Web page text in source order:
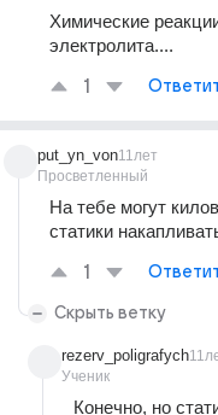
Химические
электролита....
1
put_yn_von
Просветленный
11лет
На тебе могут
статики
1
Скрыть ветку
rezerv_poligrafych
Ученик
Конечно, но